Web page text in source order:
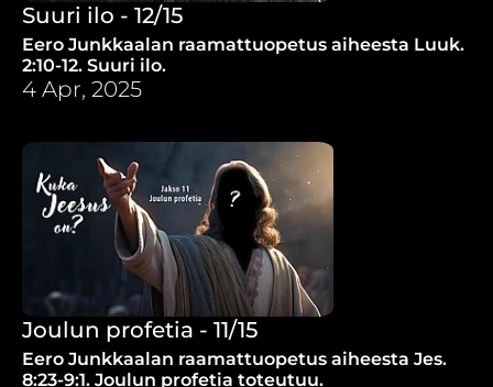
Suuri ilo - 12/15
Eero Junkkaalan raamattuopetus aiheesta Luuk.
2:10-12. Suuri ilo.
4 Apr, 2025
Joulun profetia - 11/15
Eero Junkkaalan raamattuopetus aiheesta Jes.
8:23-9:1. Joulun profetia toteutuu.